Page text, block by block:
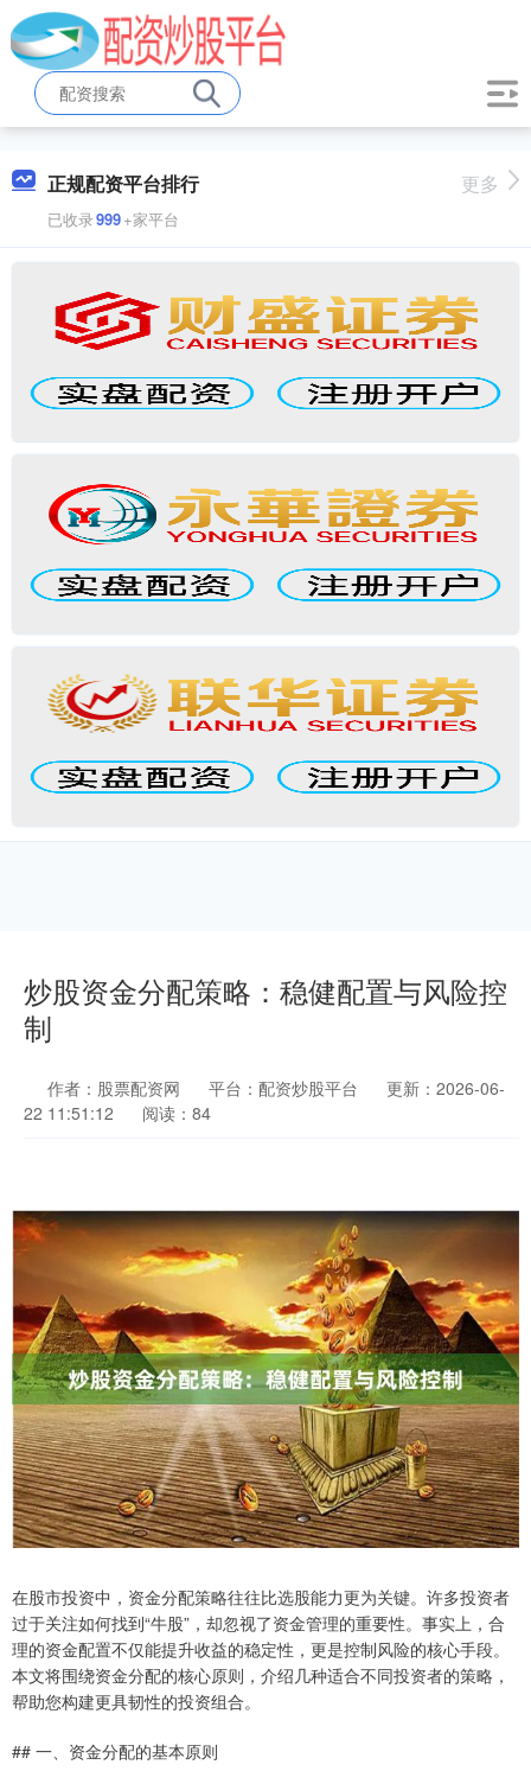
正规配资平台排行
已收录999+家平台
更多
炒股资金分配策略：稳健配置与风险控
制
作者：股票配资网 平台：配资炒股平台
更新：2026-06-
22 11:51:12
阅读：84
在股市投资中，资金分配策略往往比选股能力更为关键。许多投资者
过于关注如何找到“牛股”，却忽视了资金管理的重要性。事实上，合
理的资金配置不仅能提升收益的稳定性，更是控制风险的核心手段。
本文将围绕资金分配的核心原则，介绍几种适合不同投资者的策略，
帮助您构建更具韧性的投资组合。
## 一、资金分配的基本原则